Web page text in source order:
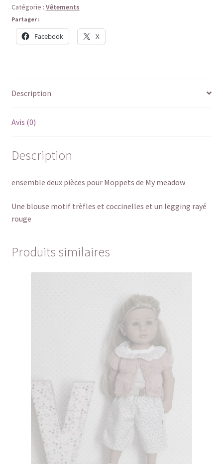
Catégorie : Vêtements
Partager :
Facebook X
Description
Avis (0)
Description
ensemble deux pièces pour Moppets de My meadow
Une blouse motif trèfles et coccinelles et un legging rayé
rouge
Produits similaires